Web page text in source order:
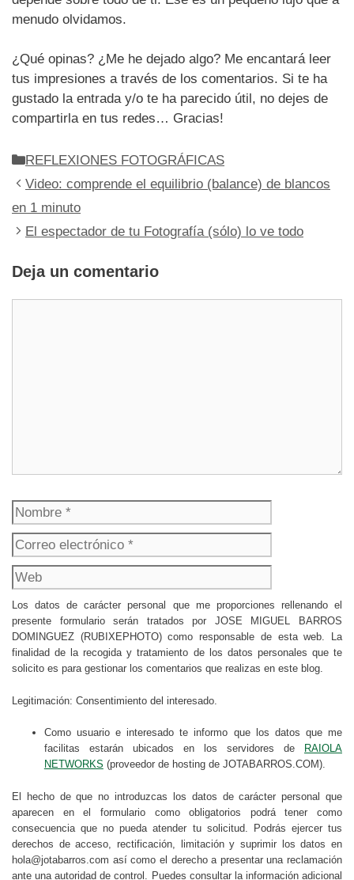
menudo olvidamos.
¿Qué opinas? ¿Me he dejado algo? Me encantará leer
tus impresiones a través de los comentarios. Si te ha
gustado la entrada y/o te ha parecido útil, no dejes de
compartirla en tus redes… Gracias!
Categorías
REFLEXIONES FOTOGRÁFICAS
Video: comprende el equilibrio (balance) de blancos
en 1 minuto
El espectador de tu Fotografía (sólo) lo ve todo
Deja un comentario
Nombre
electrónico
Los datos de carácter personal que me proporciones rellenando el
presente formulario serán tratados por JOSE MIGUEL BARROS
DOMINGUEZ (RUBIXEPHOTO) como responsable de esta web. La
finalidad de la recogida y tratamiento de los datos personales que te
solicito es para gestionar los comentarios que realizas en este blog.
Legitimación: Consentimiento del interesado.
Como usuario e interesado te informo que los datos que me
facilitas estarán ubicados en los servidores de
RAIOLA
NETWORKS (proveedor de hosting de JOTABARROS.COM).
El hecho de que no introduzcas los datos de carácter personal que
aparecen en el formulario como obligatorios podrá tener como
consecuencia que no pueda atender tu solicitud. Podrás ejercer tus
derechos de acceso, rectificación, limitación y suprimir los datos en
hola@jotabarros.com así como el derecho a presentar una reclamación
ante una autoridad de control. Puedes consultar la información adicional